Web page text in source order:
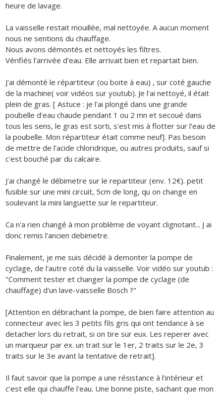
heure de lavage.
La vaisselle restait mouillée, mal nettoyée. A aucun moment
nous ne sentions du chauffage.
Nous avons démontés et nettoyés les filtres.
Vérifiés l’arrivée d’eau. Elle arrivait bien et repartait bien.
J'ai démonté le répartiteur (ou boite à eau) , sur coté gauche
de la machine( voir vidéos sur youtub). Je l'ai nettoyé, il était
plein de gras. [ Astuce : je l'ai plongé dans une grande
poubelle d'eau chaude pendant 1 ou 2 mn et secoué dans
tous les sens, le gras est sorti, s'est mis à flotter sur l'eau de
la poubelle. Mon répartiteur était comme neuf]. Pas besoin
de mettre de l'acide chloridrique, ou autres produits, sauf si
c'est bouché par du calcaire.
J'ai changé le débimetre sur le repartiteur (env. 12€). petit
fusible sur une mini circuit, 5cm de long, qu on change en
soulevant la mini languette sur le repartiteur.
Ca n'a rien changé à mon problème de voyant clignotant... J ai
donc remis l'ancien debimetre.
Finalement, je me suis décidé à demonter la pompe de
cyclage, de l'autre coté du la vaisselle. Voir vidéo sur youtub :
"Comment tester et changer la pompe de cyclage (de
chauffage) d'un lave-vaisselle Bosch ?"
[Attention en débrachant la pompe, de bien faire attention au
connecteur avec les 3 petits fils gris qui ont tendance à se
detacher lors du retrait, si on tire sur eux. Les reperer avec
un marqueur par ex. un trait sur le 1er, 2 traits sur le 2e, 3
traits sur le 3e avant la tentative de retrait].
Il faut savoir que la pompe a une résistance à l'intérieur et
c'est elle qui chauffe l'eau. Une bonne piste, sachant que mon